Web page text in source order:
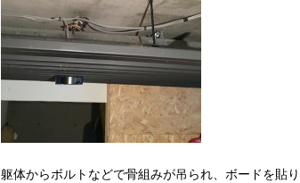
躯体からボルトなどで骨組みが吊られ、ボードを貼